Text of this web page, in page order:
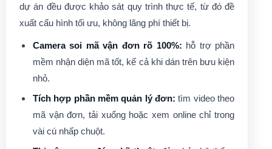
dự án đều được khảo sát quy trình thực tế, từ đó đề
xuất cấu hình tối ưu, không lãng phí thiết bị.
Camera soi mã vận đơn rõ 100%: hỗ trợ phần
mềm nhận diện mã tốt, kể cả khi dán trên bưu kiện
nhỏ.
Tích hợp phần mềm quản lý đơn: tìm video theo
mã vận đơn, tải xuống hoặc xem online chỉ trong
vài cú nhấp chuột.